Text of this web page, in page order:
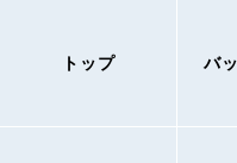
トップ バ